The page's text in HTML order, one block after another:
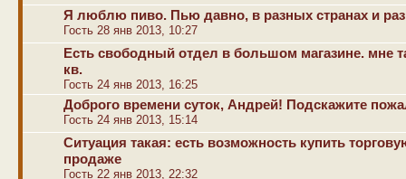
Я люблю пиво. Пью давно, в разных странах и
Гость 28 янв 2013, 10:27
Есть свободный отдел в большом магазине. мне
кв.
Гость 24 янв 2013, 16:25
Доброго времени суток, Андрей! Подскажите
Гость 24 янв 2013, 15:14
Ситуация такая: есть возможность купить
продаже
Гость 22 янв 2013, 22:32